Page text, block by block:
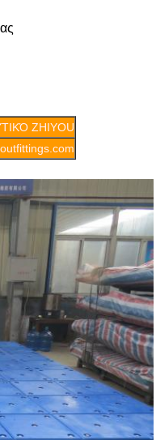
ZHIYOU